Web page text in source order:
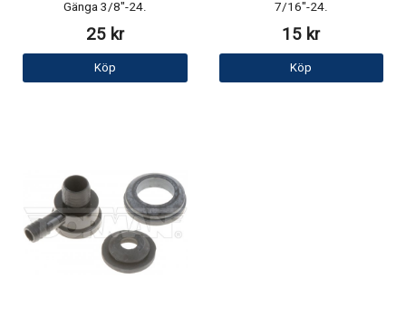
Gänga 3/8"-24.
25 kr
Köp
7/16"-24.
15 kr
Köp